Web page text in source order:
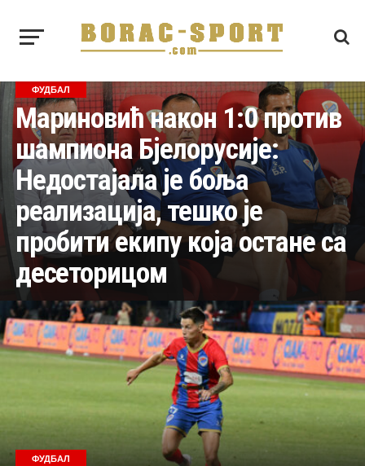
ФУДБАЛ
Мариновић након 1:0 против
шампиона Бјелорусије:
Недостајала је боља
реализација, тешко је
пробити екипу која остане са
десеторицом
ФУДБАЛ